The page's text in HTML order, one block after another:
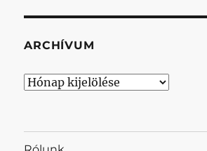
ARCHÍVUM
Archívum